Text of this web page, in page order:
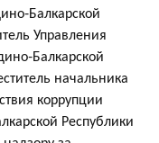
Балкарской
Управления
Балкарской
начальника
коррупции
Республики